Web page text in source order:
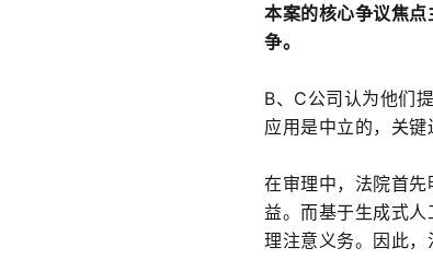
本案的核心争议焦点
争。
B、C公司认为他们
应用是中立的， 关键
在审理中，法院首
益。而基于生成式
理注意义务。因此，